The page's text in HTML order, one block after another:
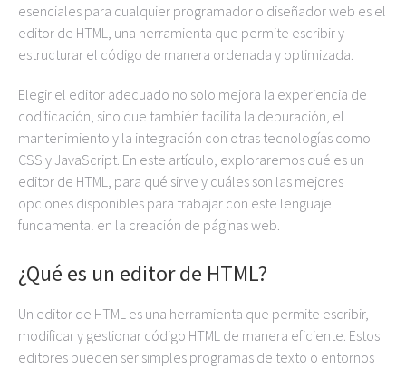
esenciales para cualquier programador o diseñador web es el
editor de HTML, una herramienta que permite escribir y
estructurar el código de manera ordenada y optimizada.
Elegir el editor adecuado no solo mejora la experiencia de
codificación, sino que también facilita la depuración, el
mantenimiento y la integración con otras tecnologías como
CSS y JavaScript. En este artículo, exploraremos qué es un
editor de HTML, para qué sirve y cuáles son las mejores
opciones disponibles para trabajar con este lenguaje
fundamental en la creación de páginas web.
¿Qué es un editor de HTML?
Un editor de HTML es una herramienta que permite escribir,
modificar y gestionar código HTML de manera eficiente. Estos
editores pueden ser simples programas de texto o entornos